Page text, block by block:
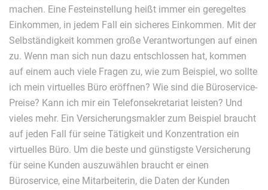
machen. Eine Festeinstellung heißt immer ein geregeltes
Einkommen, in jedem Fall ein sicheres Einkommen. Mit der
Selbständigkeit kommen große Verantwortungen auf einen
zu. Wenn man sich nun dazu entschlossen hat, kommen
auf einem auch viele Fragen zu, wie zum Beispiel, wo sollte
ich mein virtuelles Büro eröffnen? Wie sind die Büroservice-
Preise? Kann ich mir ein Telefonsekretariat leisten? Und
vieles mehr. Ein Versicherungsmakler zum Beispiel braucht
auf jeden Fall für seine Tätigkeit und Konzentration ein
virtuelles Büro. Um die beste und günstigste Versicherung
für seine Kunden auszuwählen braucht er einen
Büroservice, eine Mitarbeiterin, die Daten der Kunden